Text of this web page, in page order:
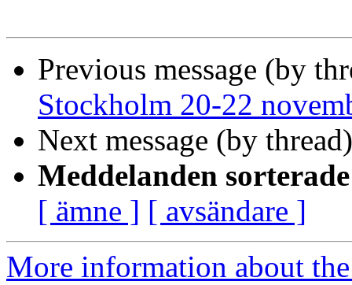
Previous message (by
Stockholm 20-22
Next message (by
Meddelanden
[ ämne ] [ avsändare ]
More information about